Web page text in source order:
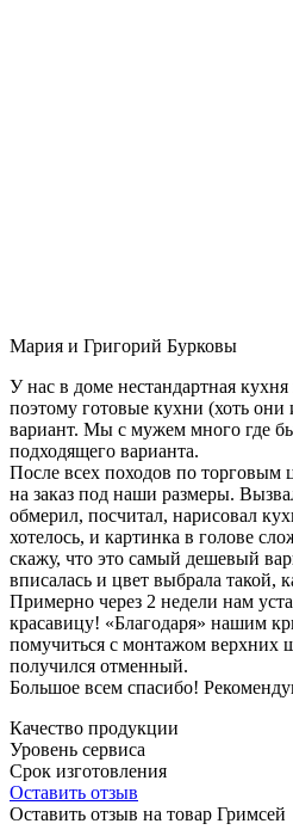
Мария и Григорий Бурковы
У нас в доме нестандартная
поэтому готовые кухни (хоть
вариант. Мы с мужем много где
подходящего варианта.
После всех походов по торговым
на заказ под наши размеры.
обмерил, посчитал, нарисовал
хотелось, и картинка в голове
скажу, что это самый дешевый
вписалась и цвет выбрала такой,
Примерно через 2 недели нам
красавицу! «Благодаря» нашим
помучиться с монтажом верхних
получился отменный.
Большое всем спасибо!
Качество продукции
Уровень сервиса
Срок изготовления
Оставить отзыв
Оставить отзыв на товар Гримсей